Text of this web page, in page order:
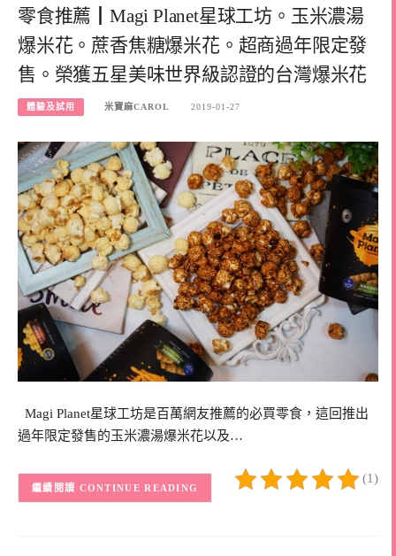
零食推薦┃Magi Planet星球工坊。玉米濃湯
爆米花。蔗香焦糖爆米花。超商過年限定發
售。榮獲五星美味世界級認證的台灣爆米花
體驗及試用 米寶麻CAROL 2019-01-27
Magi Planet星球工坊是百萬網友推薦的必買零食，這回推出
過年限定發售的玉米濃湯爆米花以及…
(1)
CONTINUE READING